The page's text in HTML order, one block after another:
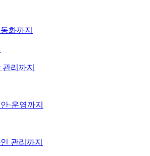
화까지
리까지
·운영까지
관리까지